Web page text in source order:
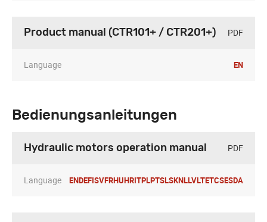
Product manual (CTR101+ / CTR201+) PDF
Language EN
Bedienungsanleitungen
Hydraulic motors operation manual PDF
Language ENDEFISVFRHUHRITPLPTSLSKNLLVLTETCSESDA